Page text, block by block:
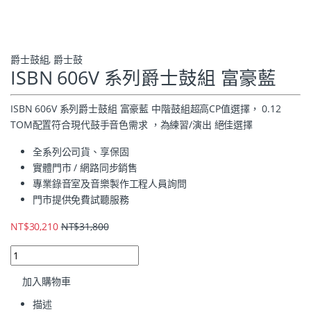
爵士鼓組, 爵士鼓
ISBN 606V 系列爵士鼓組 富豪藍
ISBN 606V 系列爵士鼓組 富豪藍 中階鼓組超高CP值選擇， 0.12
TOM配置符合現代鼓手音色需求 ，為練習/演出 絕佳選擇
全系列公司貨、享保固
實體門市 / 網路同步銷售
專業錄音室及音樂製作工程人員詢問
門市提供免費試聽服務
NT$30,210 NT$31,800
加入購物車
描述